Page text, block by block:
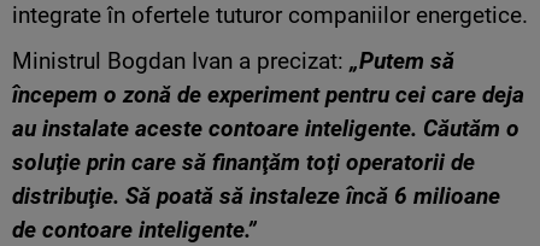
integrate în ofertele tuturor companiilor energetice.
Ministrul Bogdan Ivan a precizat: „Putem să
începem o zonă de experiment pentru cei care deja
au instalate aceste contoare inteligente. Căutăm o
soluţie prin care să finanţăm toţi operatorii de
distribuţie. Să poată să instaleze încă 6 milioane
de contoare inteligente.”